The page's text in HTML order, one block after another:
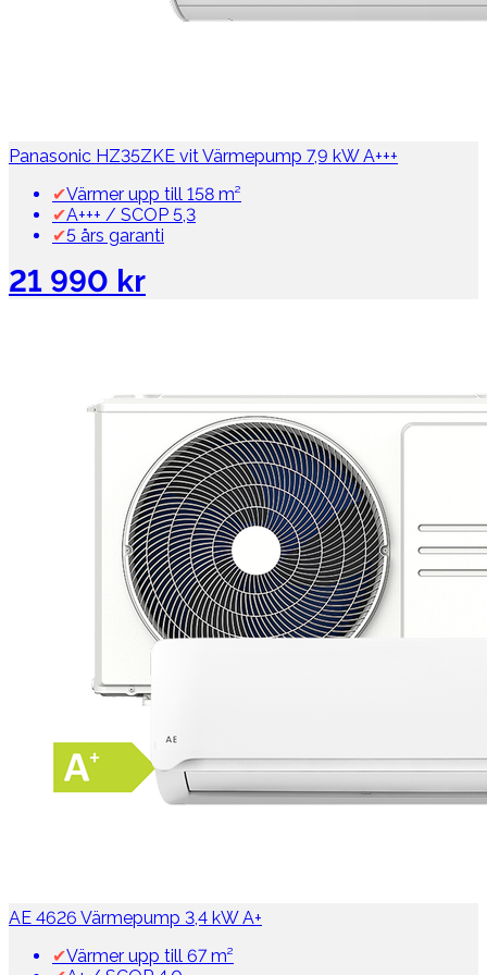
Panasonic HZ35ZKE vit Värmepump 7,9 kW A+++
✔Värmer upp till 158 m²
✔A+++ / SCOP 5,3
✔5 års garanti
21 990 kr
AE 4626 Värmepump 3,4 kW A+
✔Värmer upp till 67 m²